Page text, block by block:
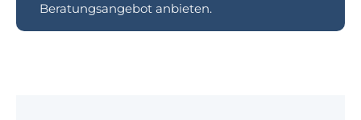
Beratungsangebot anbieten.